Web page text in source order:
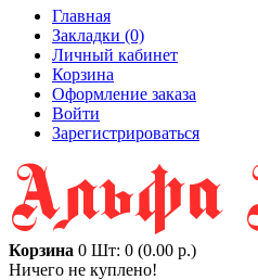
Главная
Закладки (0)
Личный кабинет
Корзина
Оформление заказа
Войти
Зарегистрироваться
Корзина 0 Шт: 0 (0.00 р.)
Ничего не куплено!